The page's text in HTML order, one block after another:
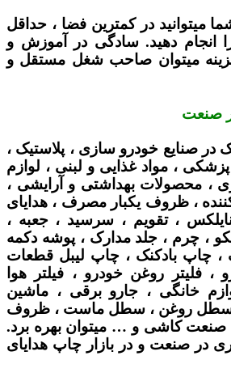
میتوانید در کمترین فضا ، حداقل
را انجام دهید. سادگی در آموزش و
میتوان صاحب شغل مستقل و
صنعت
در صنایع خودرو سازی ، پلاستیک ،
پزشکی ، مواد غذایی و لبنی ، لوازم
، محصولات بهداشتی و آرایشی ،
، ظروف یکبار مصرف ، هدایای
نایلکس ، تقویم ، سرسید ، جعبه ،
، چرم ، جلد مدارک ، پوشه دکمه
، چاپ بادکنک ، چاپ لیبل قطعات
فلیتر روغن خودرو ، فیلتر هوا
خانگی ، جارو برقی ، ماشین
روغن ، سطل ماست ، ظروف
کاشی و … میتوان بهره برد.
در صنعت و در بازار چاپ هدایای